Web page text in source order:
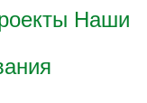
Наши